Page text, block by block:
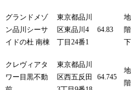
グランドメゾ
ン品川シーサ
イドの杜 南棟
東京都品川
区東品川4
丁目24番1
64.83
クレヴィアタ
ワー目黒不動
東京都品川
区西五反田
64.745
階